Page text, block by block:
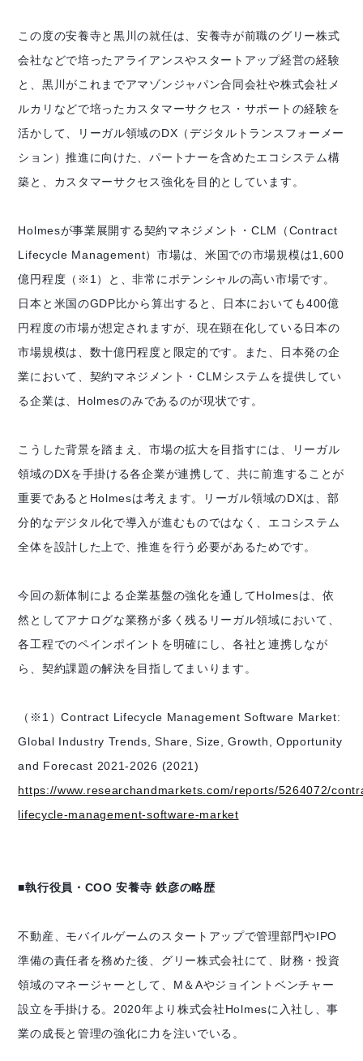
この度の安養寺と黒川の就任は、安養寺が前職のグリー株式
会社などで培ったアライアンスやスタートアップ経営の経験
と、黒川がこれまでアマゾンジャパン合同会社や株式会社メ
ルカリなどで培ったカスタマーサクセス・サポートの経験を
活かして、リーガル領域のDX（デジタルトランスフォーメー
ション）推進に向けた、パートナーを含めたエコシステム構
築と、カスタマーサクセス強化を目的としています。
Holmesが事業展開する契約マネジメント・CLM（Contract
Lifecycle Management）市場は、米国での市場規模は1,600
億円程度（※1）と、非常にポテンシャルの高い市場です。
日本と米国のGDP比から算出すると、日本においても400億
円程度の市場が想定されますが、現在顕在化している日本の
市場規模は、数十億円程度と限定的です。また、日本発の企
業において、契約マネジメント・CLMシステムを提供してい
る企業は、Holmesのみであるのが現状です。
こうした背景を踏まえ、市場の拡大を目指すには、リーガル
領域のDXを手掛ける各企業が連携して、共に前進することが
重要であるとHolmesは考えます。リーガル領域のDXは、部
分的なデジタル化で導入が進むものではなく、エコシステム
全体を設計した上で、推進を行う必要があるためです。
今回の新体制による企業基盤の強化を通してHolmesは、依
然としてアナログな業務が多く残るリーガル領域において、
各工程でのペインポイントを明確にし、各社と連携しなが
ら、契約課題の解決を目指してまいります。
（※1）Contract Lifecycle Management Software Market:
Global Industry Trends, Share, Size, Growth, Opportunity
and Forecast 2021-2026 (2021)
https://www.researchandmarkets.com/reports/5264072/
lifecycle-management-software-market
■執行役員・COO 安養寺 鉄彦の略歴
不動産、モバイルゲームのスタートアップで管理部門やIPO
準備の責任者を務めた後、グリー株式会社にて、財務・投資
領域のマネージャーとして、M＆Aやジョイントベンチャー
設立を手掛ける。2020年より株式会社Holmesに入社し、事
業の成長と管理の強化に力を注いでいる。